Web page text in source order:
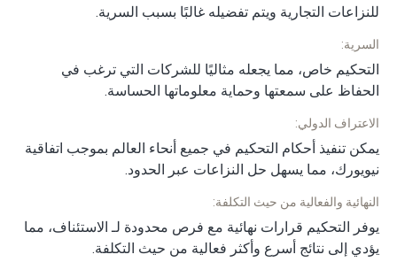
للنزاعات التجارية ويتم تفضيله غالبًا بسبب السرية.
السرية:
التحكيم خاص، مما يجعله مثاليًا للشركات التي ترغب في
الحفاظ على سمعتها وحماية معلوماتها الحساسة.
الاعتراف الدولي:
يمكن تنفيذ أحكام التحكيم في جميع أنحاء العالم بموجب اتفاقية
نيويورك، مما يسهل حل النزاعات عبر الحدود.
النهائية والفعالية من حيث التكلفة:
يوفر التحكيم قرارات نهائية مع فرص محدودة لـ الاستئناف، مما
يؤدي إلى نتائج أسرع وأكثر فعالية من حيث التكلفة.